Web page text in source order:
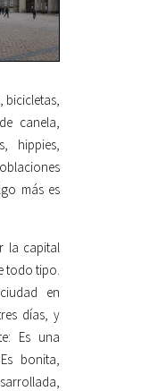
bicicletas,
canela,
hippies,
más es
la capital
todo tipo.
en
días, y
Es una
bonita,